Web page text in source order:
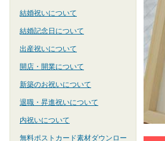
結婚祝いについて
結婚記念日について
出産祝いについて
開店・開業について
新築のお祝いについて
退職・昇進祝いについて
内祝いについて
無料ポストカード素材ダウンロー